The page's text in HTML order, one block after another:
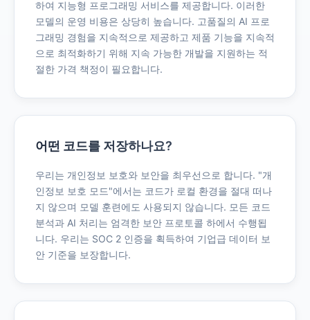
하여 지능형 프로그래밍 서비스를 제공합니다. 이러한
모델의 운영 비용은 상당히 높습니다. 고품질의 AI 프로
그래밍 경험을 지속적으로 제공하고 제품 기능을 지속적
으로 최적화하기 위해 지속 가능한 개발을 지원하는 적
절한 가격 책정이 필요합니다.
어떤 코드를 저장하나요?
우리는 개인정보 보호와 보안을 최우선으로 합니다. "개
인정보 보호 모드"에서는 코드가 로컬 환경을 절대 떠나
지 않으며 모델 훈련에도 사용되지 않습니다. 모든 코드
분석과 AI 처리는 엄격한 보안 프로토콜 하에서 수행됩
니다. 우리는 SOC 2 인증을 획득하여 기업급 데이터 보
안 기준을 보장합니다.